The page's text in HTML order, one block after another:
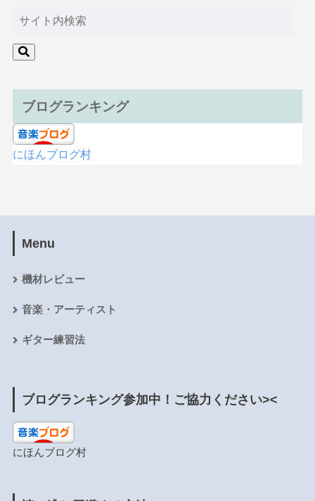
ブログランキング
にほんブログ村
Menu
機材レビュー
音楽・アーティスト
ギター練習法
ブログランキング参加中！ご協力ください><
にほんブログ村